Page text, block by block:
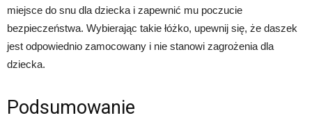
miejsce do snu dla dziecka i zapewnić mu poczucie
bezpieczeństwa. Wybierając takie łóżko, upewnij się, że daszek
jest odpowiednio zamocowany i nie stanowi zagrożenia dla
dziecka.
Podsumowanie